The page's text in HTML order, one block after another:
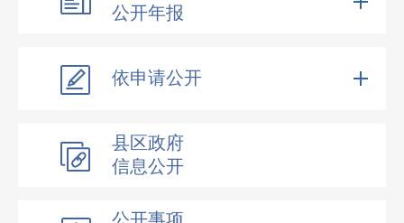
公开年报
依申请公开
县区政府
信息公开